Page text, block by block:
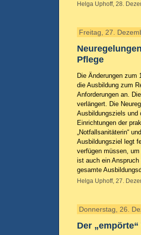
Helga Uphoff, 28.
Freitag, 27.
Pflege
Die Änderungen zum
die Ausbildung zum
Anforderungen an.
verlängert. Die
Ausbildungsziels und
Einrichtungen der
„Notfallsanitäterin“
Ausbildungsziel legt
verfügen müssen,
ist auch ein Anspruch
gesamte
Helga Uphoff, 27.
Donnerstag, 26.
Der